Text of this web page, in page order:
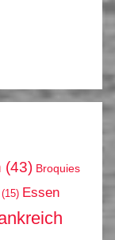
(43) Broquies
(15) Essen